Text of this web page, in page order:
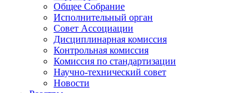
Общее Собрание
Исполнительный орган
Совет Ассоциации
Дисциплинарная комиссия
Контрольная комиссия
Комиссия по стандартизации
Научно-технический совет
Новости